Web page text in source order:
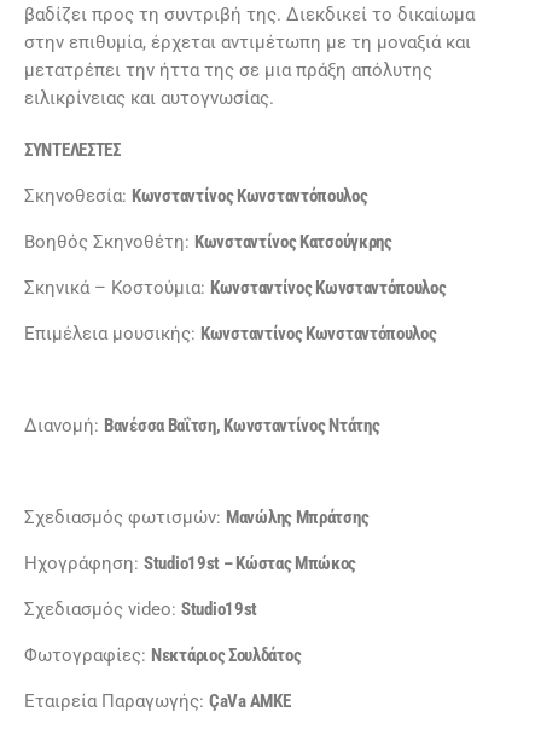
βαδίζει προς τη συντριβή της. Διεκδικεί το δικαίωμα
στην επιθυμία, έρχεται αντιμέτωπη με τη μοναξιά και
μετατρέπει την ήττα της σε μια πράξη απόλυτης
ειλικρίνειας και αυτογνωσίας.
ΣΥΝΤΕΛΕΣΤΕΣ
Σκηνοθεσία: Κωνσταντίνος Κωνσταντόπουλος
Βοηθός Σκηνοθέτη: Κωνσταντίνος Κατσούγκρης
Σκηνικά – Κοστούμια: Κωνσταντίνος Κωνσταντόπουλος
Επιμέλεια μουσικής: Κωνσταντίνος Κωνσταντόπουλος
Διανομή: Βανέσσα Βαΐτση, Κωνσταντίνος Ντάτης
Σχεδιασμός φωτισμών: Μανώλης Μπράτσης
Ηχογράφηση: Studio19st – Κώστας Μπώκος
Σχεδιασμός video: Studio19st
Φωτογραφίες: Νεκτάριος Σουλδάτος
Εταιρεία Παραγωγής: ÇaVa ΑΜΚΕ